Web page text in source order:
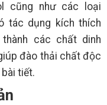
cũng như các loại
tác dụng kích thích
các chất dinh
đào thải chất độc
tiết.